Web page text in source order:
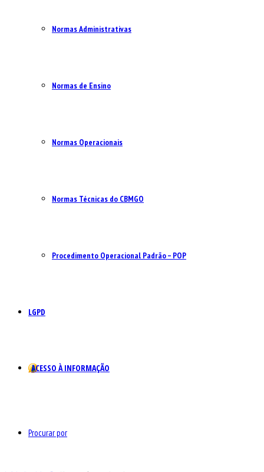
Normas Administrativas
Normas de Ensino
Normas Operacionais
Normas Técnicas do CBMGO
Procedimento Operacional Padrão – POP
LGPD
ACESSO À INFORMAÇÃO
Procurar por